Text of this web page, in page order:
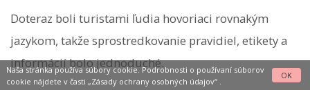
Doteraz boli turistami ľudia hovoriaci rovnakým
jazykom, takže sprostredkovanie pravidiel, etikety a
informácií bolo jednoduché.
Naša stránka používa súbory cookie. Podrobnosti o používaní súborov
cookie nájdete v časti „Zásady ochrany osobných údajov“.
OK